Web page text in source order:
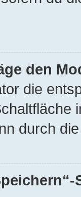
den
die
durch